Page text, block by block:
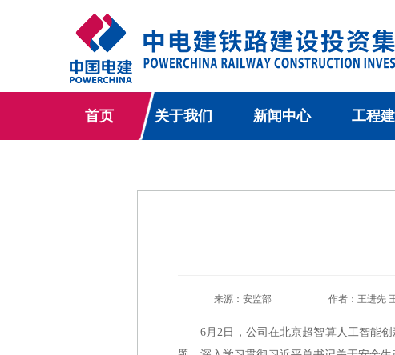
首页 关于我们 新闻中心 工程
来源：安监部 作者：王进先
6月2日，公司在北京超智算人工智能